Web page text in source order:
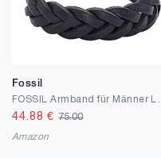
Fossil
44.88 €75.00
Amazon